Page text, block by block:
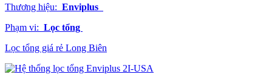
Thương hiệu: Enviplus
Phạm vi: Lọc tổng
Lọc tổng giá rẻ Long Biên